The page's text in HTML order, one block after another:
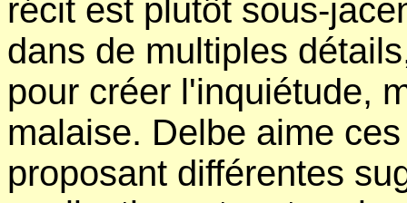
récit est plutôt sous-
dans de multiples
pour créer l'inquiétude,
malaise. Delbe aime
proposant différentes